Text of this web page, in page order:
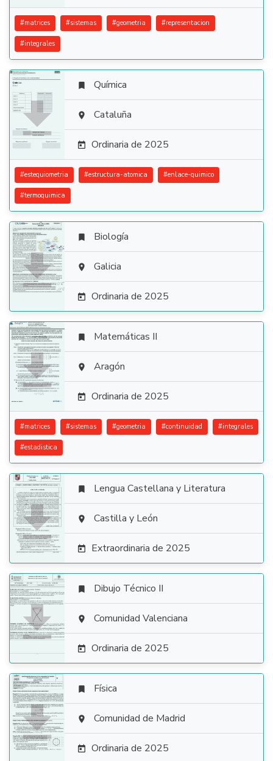
#matrices #sistemas #geometria #representacion
#integrales

 Química
 Cataluña
 Ordinaria de 2025
#estequiometria #estructura-atomica #enlace-quimico
#termoquimica

 Biología
 Galicia
 Ordinaria de 2025

 Matemáticas II
 Aragón
 Ordinaria de 2025
#matrices #sistemas #geometria #continuidad #integrales
#estadistica

 Lengua Castellana y Literatura
 Castilla y León
 Extraordinaria de 2025

 Dibujo Técnico II
 Comunidad Valenciana
 Ordinaria de 2025

 Física
 Comunidad de Madrid
 Ordinaria de 2025